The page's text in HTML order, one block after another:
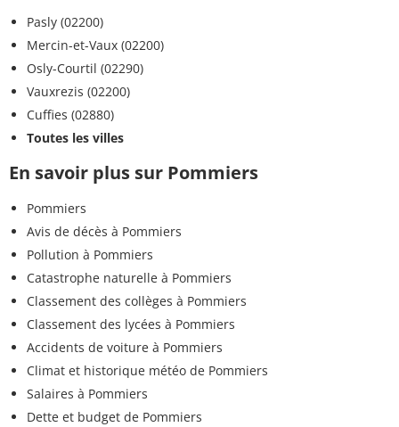
Pasly (02200)
Mercin-et-Vaux (02200)
Osly-Courtil (02290)
Vauxrezis (02200)
Cuffies (02880)
Toutes les villes
En savoir plus sur Pommiers
Pommiers
Avis de décès à Pommiers
Pollution à Pommiers
Catastrophe naturelle à Pommiers
Classement des collèges à Pommiers
Classement des lycées à Pommiers
Accidents de voiture à Pommiers
Climat et historique météo de Pommiers
Salaires à Pommiers
Dette et budget de Pommiers